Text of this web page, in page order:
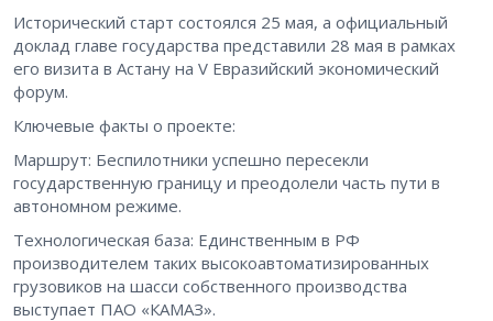
Исторический старт состоялся 25 мая, а официальный
доклад главе государства представили 28 мая в рамках
его визита в Астану на V Евразийский экономический
форум.
Ключевые факты о проекте:
Маршрут: Беспилотники успешно пересекли
государственную границу и преодолели часть пути в
автономном режиме.
Технологическая база: Единственным в РФ
производителем таких высокоавтоматизированных
грузовиков на шасси собственного производства
выступает ПАО «КАМАЗ».